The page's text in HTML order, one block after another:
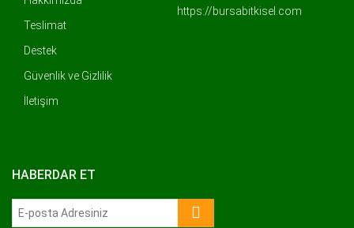
Teslimat
Destek
Güvenlik ve Gizlilik
İletişim
https://bursabitkisel.com
HABERDAR ET